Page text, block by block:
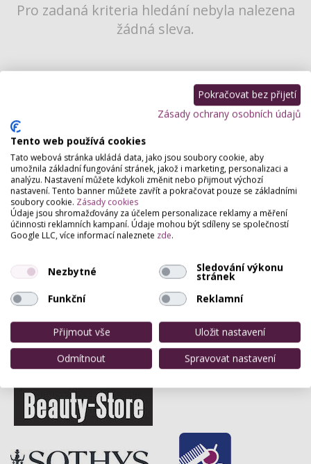
Pro zadaná kriteria hledání nebyla nalezena
žádná sleva.
Staňte se naším partnerem
Pokračovat bez přijetí
Zásady ochrany osobních údajů
Tento web používá cookies
Tato webová stránka ukládá data, jako jsou soubory cookie, aby
umožnila základní fungování stránek, jakož i marketing, personalizaci a
analýzu. Nastavení můžete kdykoli změnit nebo přijmout výchozí
nastavení. Tento banner můžete zavřít a pokračovat pouze se základními
soubory cookie. Zásady cookies
Údaje jsou shromažďovány za účelem personalizace reklamy a měření
účinnosti reklamních kampaní. Údaje mohou být sdíleny se společností
Google LLC, více informací naleznete zde.
Nezbytné Sledování výkonu
stránek
Funkční
Reklamní
Přijmout vše
Uložit nastavení
Odmítnout
Spravovat nastavení